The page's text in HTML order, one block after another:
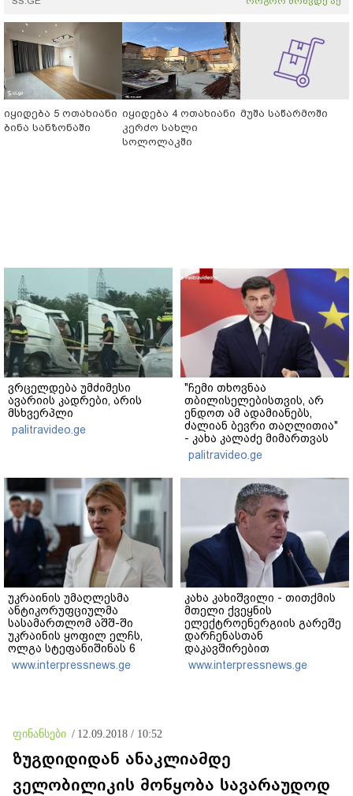
იყიდება 5 ოთახიანი
ბინა სანზონაში
იყიდება 4 ოთახიანი
კერძო სახლი
სოლოლაკში
მუშა საწარმოში
ვრცელდება უმძიმესი
ავარიის კადრები, არის
მსხვერპლი
palitravideo.ge
"ჩემი თხოვნაა
თბილისელებისთვის, არ
ენდოთ ამ ადამიანებს,
ძალიან ბევრი თაღლითია"
- კახა კალაძე მიმართვას
ავრცელებს
palitravideo.ge
უკრაინის უმაღლესმა
ანტიკორუფციულმა
სასამართლომ აშშ-ში
უკრაინის ყოფილ ელჩს,
ოლგა სტეფანიშინას 6
მილიონი გრივნის
ოდენობის გირაოს გადახდა
www.interpressnews.ge
კახა კახიშვილი - თითქმის
მთელი ქვეყნის
ელექტროენერგიის გარეშე
დარჩენასთან
დაკავშირებით
განმარტებამ კითხვებზე
პასუხების ნაცვლად, მეტი
www.interpressnews.ge
ფინანსები / 12.09.2018 / 10:52
ზუგდიდიდან ანაკლიამდე
ველობილიკის მოწყობა სავარაუდოდ